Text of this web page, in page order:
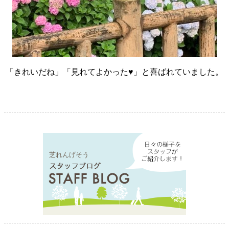
「きれいだね」「見れてよかった♥」と喜ばれていました。
芝れんげそう